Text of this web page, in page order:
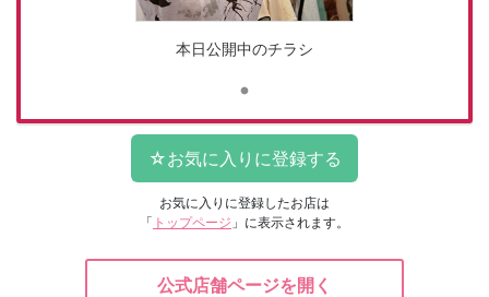
本日公開中のチラシ
お気に入りに登録したお店は
「 トップページ 」に表示されます。
公式店舗ページを開く